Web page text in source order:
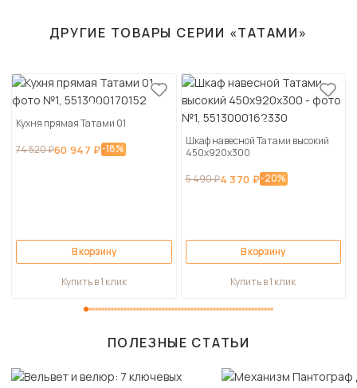
ДРУГИЕ ТОВАРЫ СЕРИИ «ТАТАМИ»
Кухня прямая Татами 01
74 520 ₽60 947 ₽-18%
В корзину
Купить в 1 клик
Шкаф навесной Татами высокий
450х920х300
5 490 ₽4 370 ₽-20%
В корзину
Купить в 1 клик
ПОЛЕЗНЫЕ СТАТЬИ